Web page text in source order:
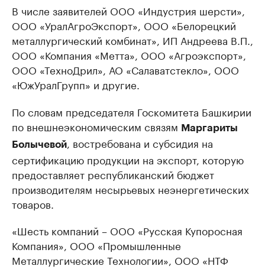
В числе заявителей ООО «Индустрия шерсти»,
ООО «УралАгроЭкспорт», ООО «Белорецкий
металлургический комбинат», ИП Андреева В.П.,
ООО «Компания «Метта», ООО «Агроэкспорт»,
ООО «ТехноДрил», АО «Салаватстекло», ООО
«ЮжУралГрупп» и другие.
По словам председателя Госкомитета Башкирии
по внешнеэкономическим связям Маргариты
Болычевой
, востребована и субсидия на
сертификацию продукции на экспорт, которую
предоставляет республиканский бюджет
производителям несырьевых неэнергетических
товаров.
«Шесть компаний – ООО «Русская Купоросная
Компания», ООО «Промышленные
Металлургические Технологии», ООО «НТФ